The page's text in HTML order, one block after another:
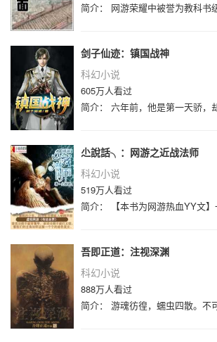
剑子仙迹：镇国战神
科幻小说
605万人看过
尐說話╮：网游之近战法师
科幻小说
519万人看过
吾即正道：注视深渊
科幻小说
888万人看过